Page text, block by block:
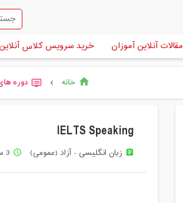
مقالات آنلاین آموزان خرید سرویس کلاس آنلاین
home خانه chevron_left
dvr دوره
IELTS Speaking
assignment زبان انگلیسی - آزاد (عمومی) access_time 3 ساعت و 0 دقیقه